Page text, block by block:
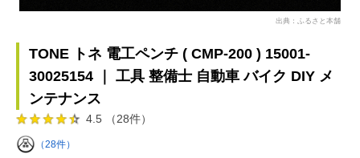
出典：ふるさと本舗
TONE トネ 電工ペンチ ( CMP-200 ) 15001-
30025154 ｜ 工具 整備士 自動車 バイク DIY メ
ンテナンス
4.5 （28件）
（28件）